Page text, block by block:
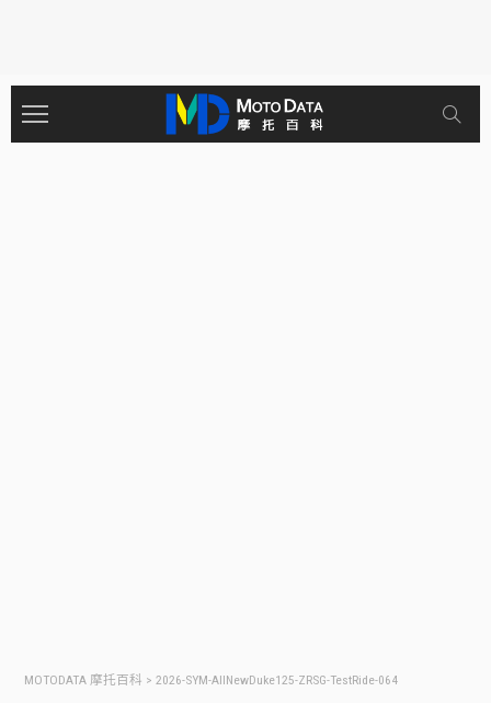
MOTODATA 摩托百科 > 2026-SYM-AllNewDuke125-ZRSG-TestRide-064